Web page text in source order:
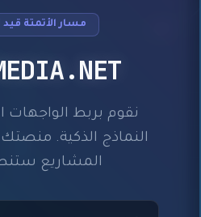
مسار الأتمتة قيد
نقوم بربط الواجهات
النماذج الذكية. منصتك
المشاريع